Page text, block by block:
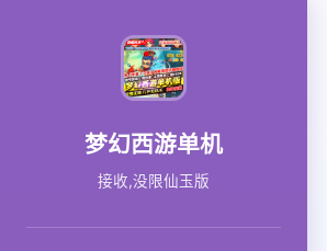
梦幻西游单机
接收,没限仙玉版